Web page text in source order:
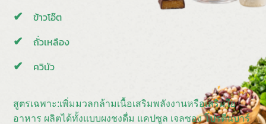
ข้าวโอ๊ต
ถั่วเหลือง
ควินัว
สูตรเฉพาะ:เพิ่มมวลกล้ามเนื้อเสริมพลังงานหรือเสริมใย
อาหาร ผลิตได้ทั้งแบบผงชงดื่ม แคปซูล เจลซอง โปรตีนบาร์